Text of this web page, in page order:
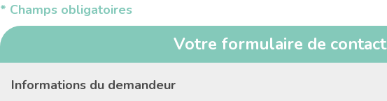
* Champs obligatoires
Votre formulaire de contact
Informations du demandeur